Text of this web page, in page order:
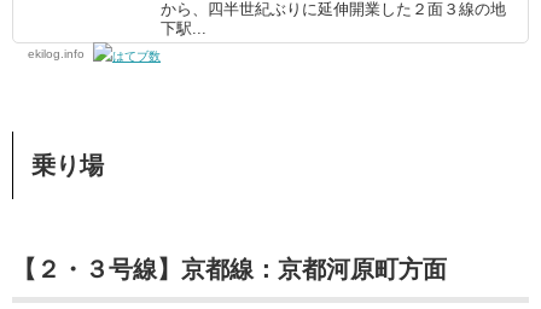
から、四半世紀ぶりに延伸開業した２面３線の地
下駅...
ekilog.info
乗り場
【２・３号線】京都線：京都河原町方面